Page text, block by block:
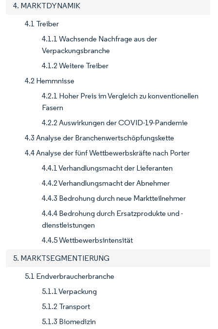
4. MARKTDYNAMIK
4.1 Treiber
4.1.1 Wachsende Nachfrage aus der
Verpackungsbranche
4.1.2 Weitere Treiber
4.2 Hemmnisse
4.2.1 Hoher Preis im Vergleich zu konventionellen
Fasern
4.2.2 Auswirkungen der COVID-19-Pandemie
4.3 Analyse der Branchenwertschöpfungskette
4.4 Analyse der fünf Wettbewerbskräfte nach Porter
4.4.1 Verhandlungsmacht der Lieferanten
4.4.2 Verhandlungsmacht der Abnehmer
4.4.3 Bedrohung durch neue Marktteilnehmer
4.4.4 Bedrohung durch Ersatzprodukte und -
dienstleistungen
4.4.5 Wettbewerbsintensität
5. MARKTSEGMENTIERUNG
5.1 Endverbraucherbranche
5.1.1 Verpackung
5.1.2 Transport
5.1.3 Biomedizin